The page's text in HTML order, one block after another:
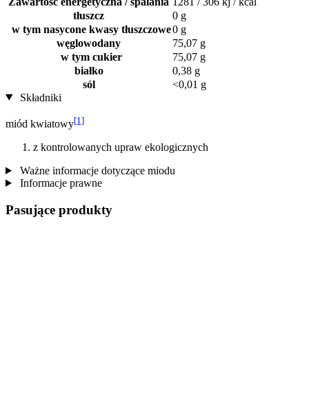
tłuszcz
0 g
w tym nasycone kwasy tłuszczowe0 g
węglowodany
75,07 g
w tym cukier
75,07 g
białko
0,38 g
sól
<0,01 g
Składniki
miód kwiatowy[1]
z kontrolowanych upraw ekologicznych
Ważne informacje dotyczące miodu
Informacje prawne
Pasujące produkty